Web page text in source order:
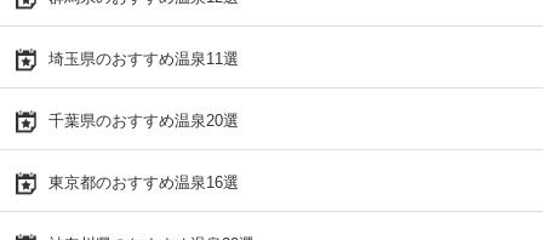
埼玉県のおすすめ温泉11選
千葉県のおすすめ温泉20選
東京都のおすすめ温泉16選